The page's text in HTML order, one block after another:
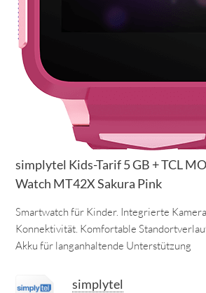
simplytel Kids-Tarif 5 GB + TCL
Watch MT42X Sakura Pink
Smartwatch für Kinder. Integrierte
Konnektivität. Komfortable
Akku für langanhaltende Unterstützung
simplytel